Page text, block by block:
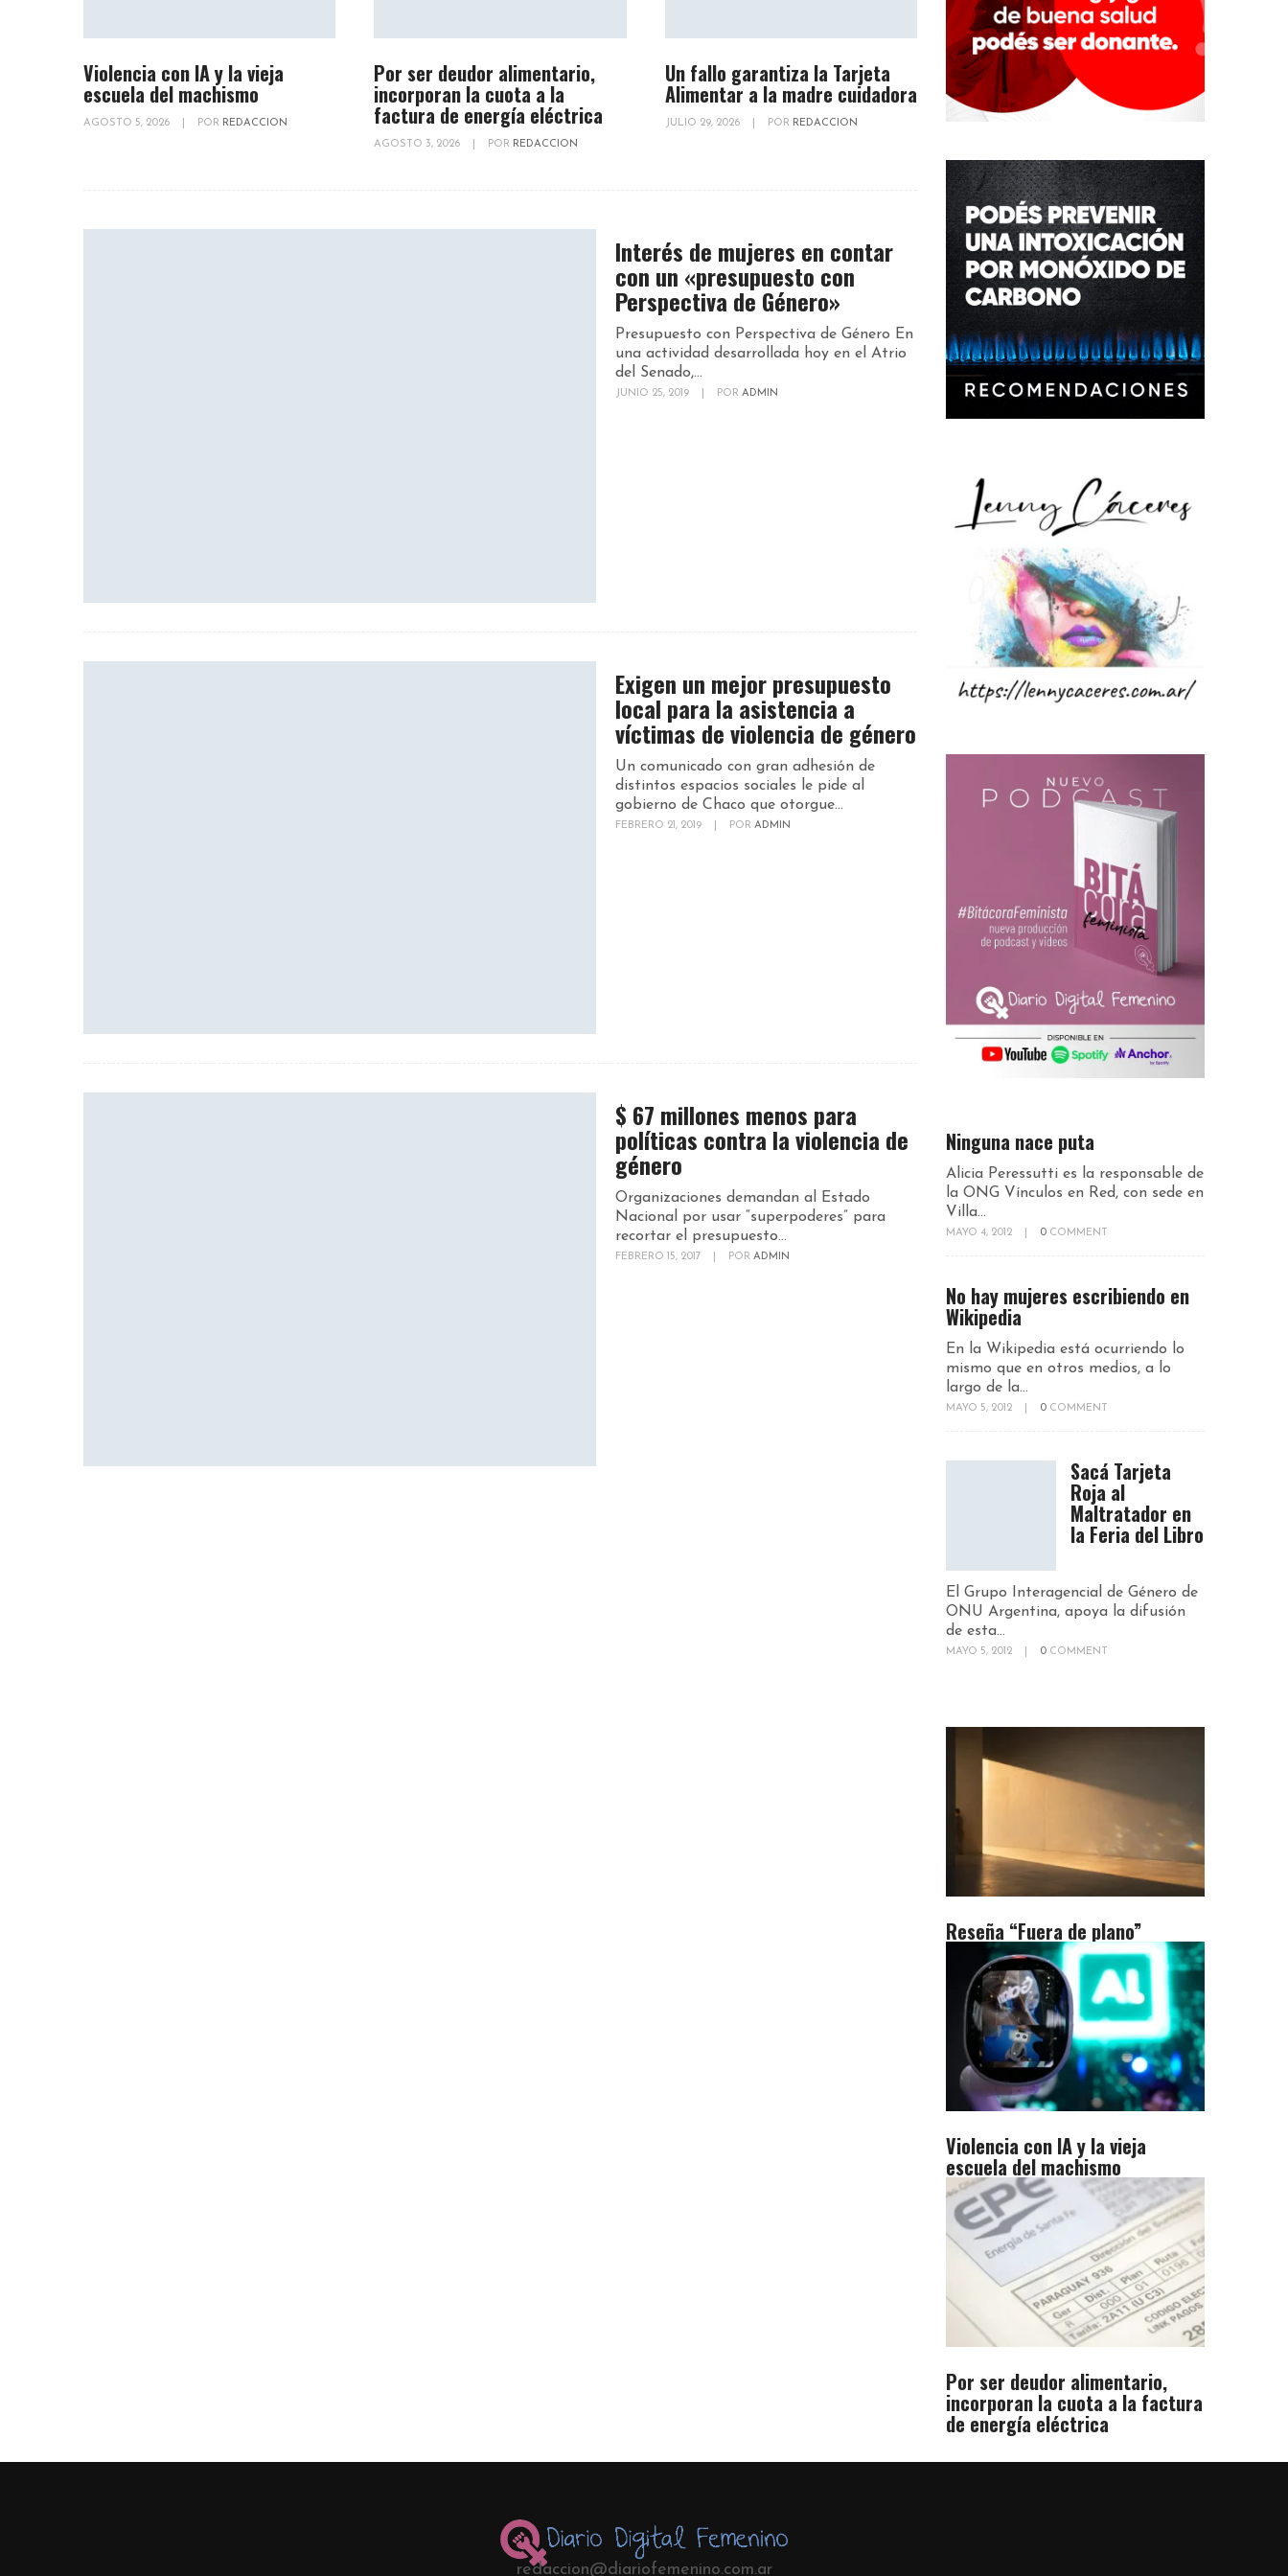
Violencia con IA y la vieja
escuela del machismo
AGOSTO 5, 2026 POR REDACCION
Por ser deudor alimentario,
incorporan la cuota a la
factura de energía eléctrica
AGOSTO 3, 2026 POR REDACCION
Un fallo garantiza la Tarjeta
Alimentar a la madre cuidadora
JULIO 29, 2026 POR REDACCION
Interés de mujeres en contar
con un «presupuesto con
Perspectiva de Género»
Presupuesto con Perspectiva de Género En
una actividad desarrollada hoy en el Atrio
del Senado,...
JUNIO 25, 2019 POR ADMIN
Exigen un mejor presupuesto
local para la asistencia a
víctimas de violencia de género
Un comunicado con gran adhesión de
distintos espacios sociales le pide al
gobierno de Chaco que otorgue...
FEBRERO 21, 2019 POR ADMIN
$ 67 millones menos para
políticas contra la violencia de
género
Organizaciones demandan al Estado
Nacional por usar “superpoderes” para
recortar el presupuesto...
FEBRERO 15, 2017 POR ADMIN
Ninguna nace puta
Alicia Peressutti es la responsable de
la ONG Vínculos en Red, con sede en
Villa...
MAYO 4, 2012 0 COMMENT
No hay mujeres escribiendo en
Wikipedia
En la Wikipedia está ocurriendo lo
mismo que en otros medios, a lo
largo de la...
MAYO 5, 2012 0 COMMENT
Sacá Tarjeta
Roja al
Maltratador en
la Feria del Libro
El Grupo Interagencial de Género de
ONU Argentina, apoya la difusión
de esta...
MAYO 5, 2012 0 COMMENT
Reseña “Fuera de plano”
Violencia con IA y la vieja
escuela del machismo
Por ser deudor alimentario,
incorporan la cuota a la factura
de energía eléctrica
redaccion@diariofemenino.com.ar